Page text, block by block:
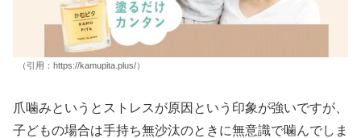
（引用：https://kamupita.plus/）
爪噛みというとストレスが原因という印象が強いですが、
子どもの場合は手持ち無沙汰のときに無意識で噛んでしま